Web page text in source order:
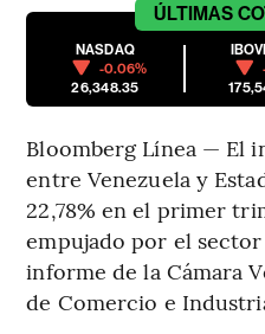
ÚLTIMAS
NASDAQ
-0.06%
26,348.35
Bloomberg Línea — El
entre Venezuela y
22,78% en el primer
empujado por el
informe de la Cámara
de Comercio e